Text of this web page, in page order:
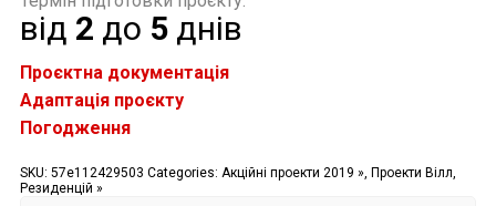
від 2 до 5 днів
Проєктна документація
Адаптація проєкту
Погодження
SKU: 57e112429503 Categories: Акційні проекти 2019 », Проекти Вілл,
Резиденцій »